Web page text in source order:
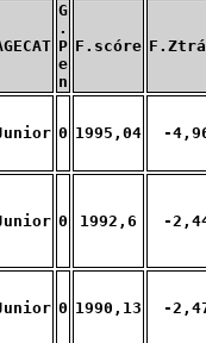
G
.
P
e
n
F.scóre
0 1995,04 -
0 1992,6 -
0 1990,13 -